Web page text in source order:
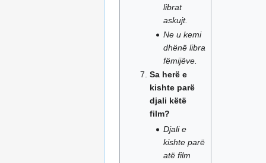
librat
askujt.
Ne u kemi
dhënë libra
fëmijëve.
Sa herë e
kishte parë
djali këtë
film?
Djali e
kishte parë
atë film